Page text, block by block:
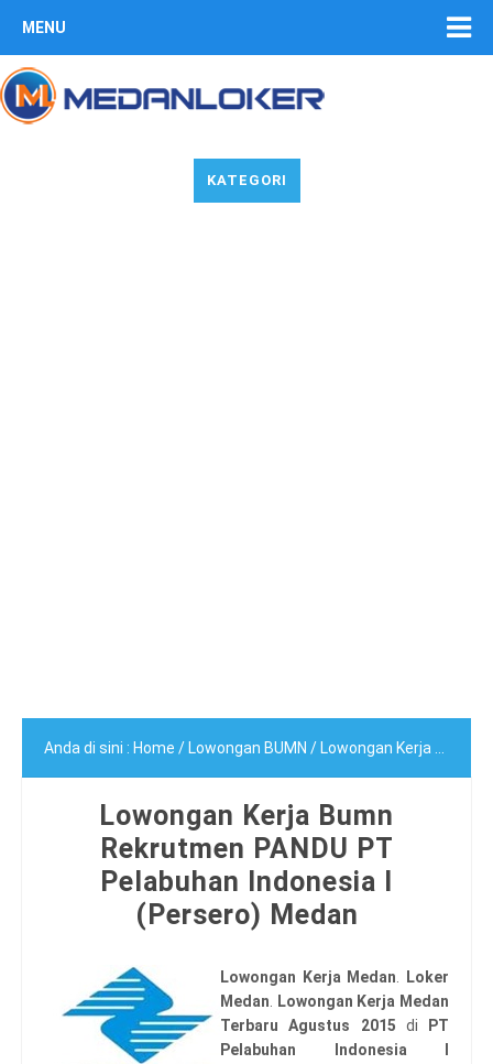
MENU
KATEGORI
Anda di sini : Home / Lowongan BUMN / Lowongan Kerja Bumn Rekrutmen PANDU PT Pelabuhan Indonesia I (Persero) Medan
Lowongan Kerja Bumn
Rekrutmen PANDU PT
Pelabuhan Indonesia I
(Persero) Medan
Lowongan Kerja Medan
Loker
Medan
Lowongan Kerja Medan
Terbaru Agustus 2015 di
PT
Pelabuhan Indonesia I